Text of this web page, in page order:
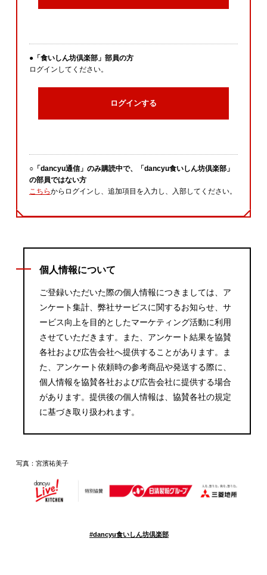
●「食いしん坊倶楽部」部員の方
ログインしてください。
ログインする
○「dancyu通信」のみ購読中で、「dancyu食いしん坊倶楽部」
の部員ではない方
こちらからログインし、追加項目を入力し、入部してください。
個人情報について
ご登録いただいた際の個人情報につきましては、ア
ンケート集計、弊社サービスに関するお知らせ、サ
ービス向上を目的としたマーケティング活動に利用
させていただきます。また、アンケート結果を協賛
各社および広告会社へ提供することがあります。ま
た、アンケート依頼時の参考商品や発送する際に、
個人情報を協賛各社および広告会社に提供する場合
があります。提供後の個人情報は、協賛各社の規定
に基づき取り扱われます。
写真：宮濱祐美子
#dancyu食いしん坊倶楽部